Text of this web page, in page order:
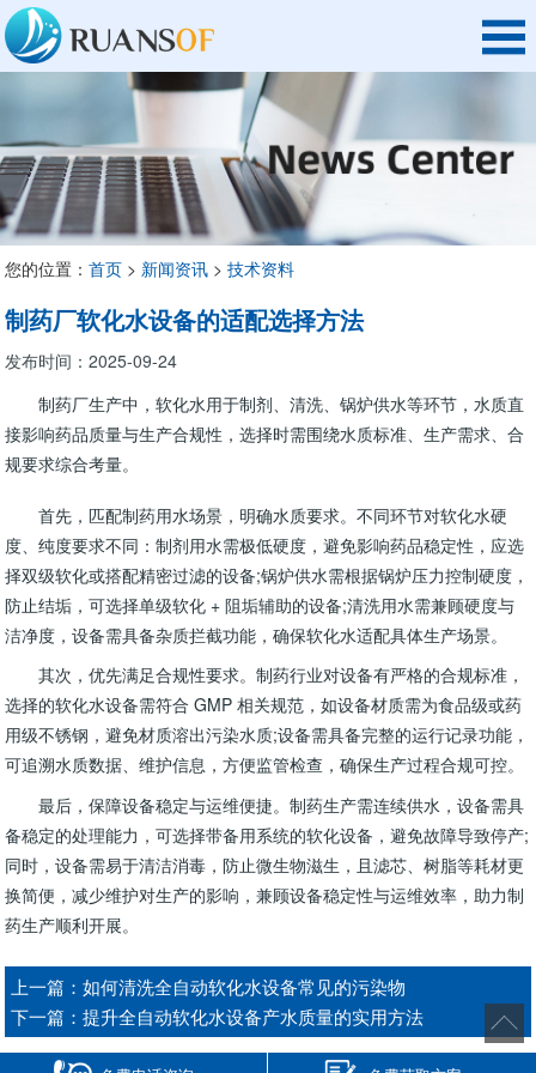
您的位置：首页 > 新闻资讯 >技术资料
制药厂软化水设备的适配选择方法
发布时间：2025-09-24
制药厂生产中，软化水用于制剂、清洗、锅炉供水等环节，水质直
接影响药品质量与生产合规性，选择时需围绕水质标准、生产需求、合
规要求综合考量。​
首先，匹配制药用水场景，明确水质要求。不同环节对软化水硬
度、纯度要求不同：制剂用水需极低硬度，避免影响药品稳定性，应选
择双级软化或搭配精密过滤的设备;锅炉供水需根据锅炉压力控制硬度，
防止结垢，可选择单级软化 + 阻垢辅助的设备;清洗用水需兼顾硬度与
洁净度，设备需具备杂质拦截功能，确保软化水适配具体生产场景。​
其次，优先满足合规性要求。制药行业对设备有严格的合规标准，
选择的软化水设备需符合 GMP 相关规范，如设备材质需为食品级或药
用级不锈钢，避免材质溶出污染水质;设备需具备完整的运行记录功能，
可追溯水质数据、维护信息，方便监管检查，确保生产过程合规可控。​
最后，保障设备稳定与运维便捷。制药生产需连续供水，设备需具
备稳定的处理能力，可选择带备用系统的软化设备，避免故障导致停产;
同时，设备需易于清洁消毒，防止微生物滋生，且滤芯、树脂等耗材更
换简便，减少维护对生产的影响，兼顾设备稳定性与运维效率，助力制
药生产顺利开展。
上一篇： 如何清洗全自动软化水设备常见的污染物
下一篇： 提升全自动软化水设备产水质量的实用方法